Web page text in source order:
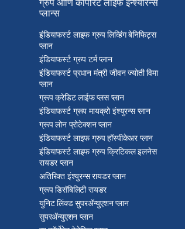
ग्रुप आणि कॉर्पोरेट लाइफ इंन्श्योरेन्स
प्लान्स
इंडियाफर्स्ट लाइफ ग्रुप लिव्हिंग बेनिफिट्स
प्लान
इंडियाफर्स्ट ग्रुप टर्म प्लान
इंडियाफर्स्ट प्रधान मंत्री जीवन ज्योती विमा
प्लान
ग्रूप क्रेडिट लाईफ प्लस प्लान
इंडियाफर्स्ट ग्रूप मायक्रो इंश्युरन्स प्लान
ग्रूप लोन प्रोटेक्शन प्लान
इंडियाफर्स्ट लाइफ ग्रुप हॉस्पीकेअर प्लान
इंडियाफर्स्ट लाइफ ग्रुप क्रिटिकल इलनेस
रायडर प्लान
अतिरिक्त इंश्युरन्स रायडर प्लान
ग्रूप डिसॅबिलिटी रायडर
युनिट लिंक्ड सुपरॲन्युएशन प्लान
सुपरॲन्युएशन प्लान